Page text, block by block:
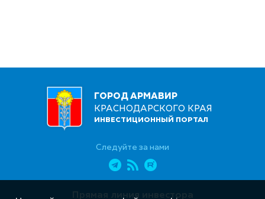
ГОРОД АРМАВИР
КРАСНОДАРСКОГО КРАЯ
ИНВЕСТИЦИОННЫЙ ПОРТАЛ
Следуйте за нами
Прямая линия инвестора